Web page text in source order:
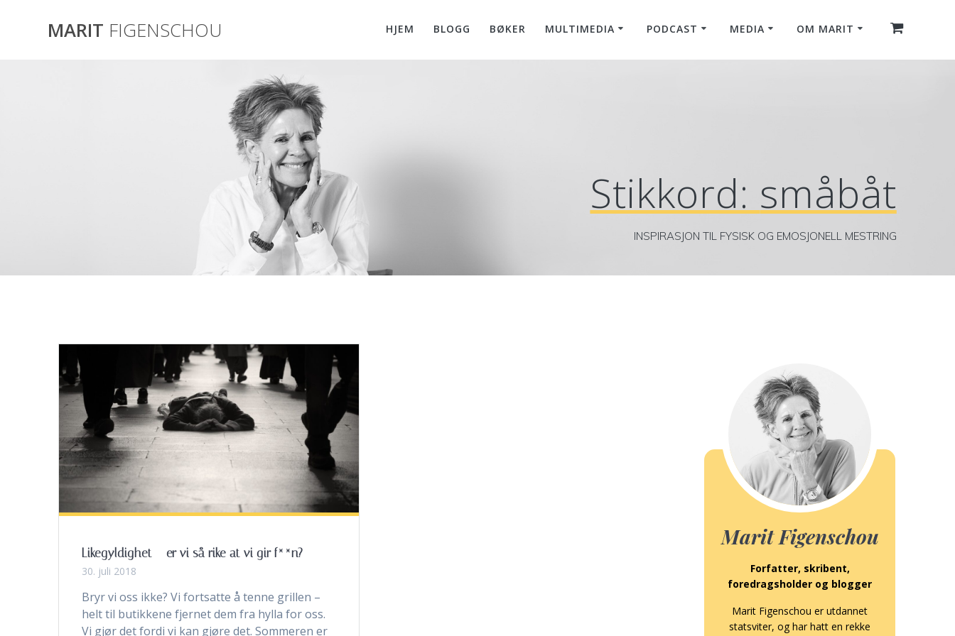
MARIT FIGENSCHOU HJEM BLOGG BØKER MULTIMEDIA PODCAST MEDIA OM MARIT
Stikkord: småbåt
INSPIRASJON TIL FYSISK OG EMOSJONELL MESTRING
Likegyldighet – er vi så rike at vi gir f**n?
30. juli 2018
Bryr vi oss ikke? Vi fortsatte å tenne grillen –
helt til butikkene fjernet dem fra hylla for oss.
Vi gjør det fordi vi kan gjøre det. Sommeren er
Marit Figenschou
Forfatter, skribent,
foredragsholder og blogger
Marit Figenschou er utdannet
statsviter, og har hatt en rekke